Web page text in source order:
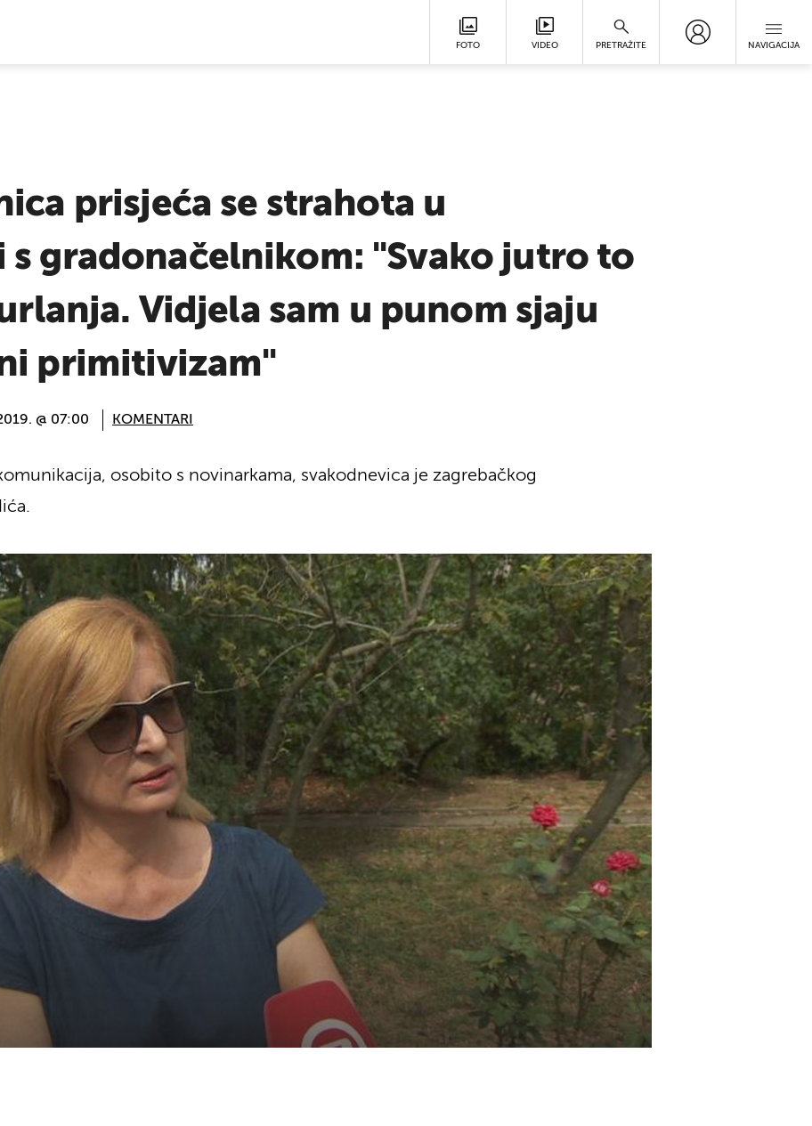
FOTO VIDEO PRETRAŽITE NAVIGACIJA
prisjeća se strahota u
s gradonačelnikom: "Svako jutro to
Vidjela sam u punom sjaju
primitivizam"
@ 07:00 KOMENTARI
osobito s novinarkama, svakodnevica je zagrebačkog